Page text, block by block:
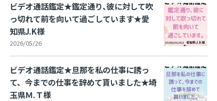
ビデオ通話鑑定★鑑定通り､彼に対して吹
っ切れて前を向いて過ごしています★愛
知県J.K様
2026/05/26
ビデオ通話鑑定★旦那を私の仕事に誘っ
て、今までの仕事を辞めて貰いました★埼
玉県Ｍ.Ｔ様